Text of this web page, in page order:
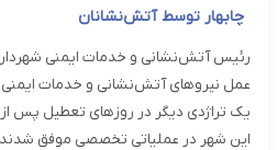
چابهار توسط آتش‌نشانان
رئیس آتش‌نشانی و خدمات ایمنی
عمل نیروهای آتش‌نشانی و خدمات ایمنی
یک تراژدی دیگر در روزهای تعطیل پس